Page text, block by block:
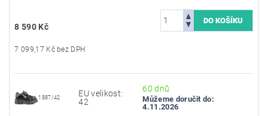
8 590 Kč
7 099,17 Kč bez DPH
1887/42
EU velikost:
42
60 dnů
Můžeme doručit do:
4.11.2026